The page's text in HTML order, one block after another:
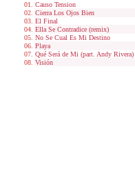
Causo Tension
Cierra Los Ojos Bien
El Final
Ella Se Contradice (remix)
No Se Cual Es Mi Destino
Playa
Qué Será de Mi (part. Andy Rivera)
Visión